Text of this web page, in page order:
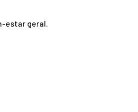
estar geral.